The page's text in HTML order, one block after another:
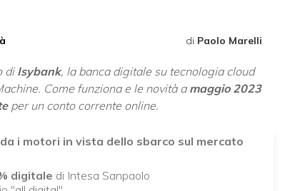
di Paolo Marelli
diIsybank, la banca digitale su tecnologia cloud
Come funziona e le novità a maggio 2023
per un conto corrente online.
i motori in vista dello sbarco sul mercato
digitale di Intesa Sanpaolo